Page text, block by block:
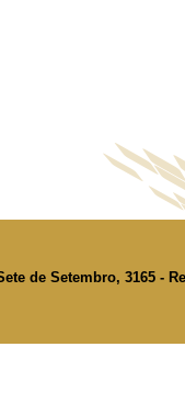
de Setembro, 3165 -